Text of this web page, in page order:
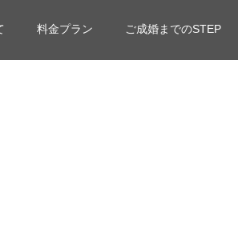
料金プラン ご成婚までのSTEP